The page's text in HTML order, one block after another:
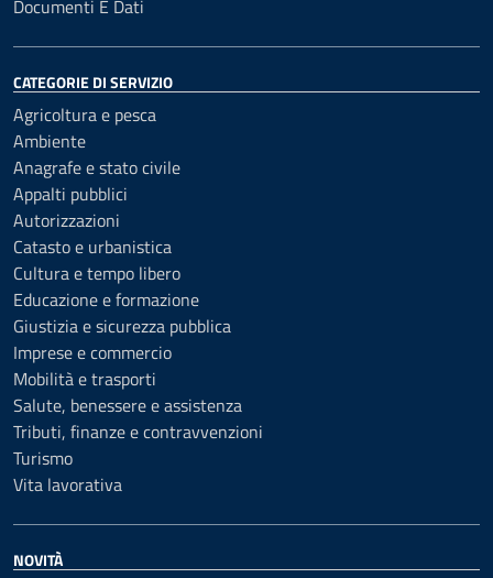
Documenti E Dati
CATEGORIE DI SERVIZIO
Agricoltura e pesca
Ambiente
Anagrafe e stato civile
Appalti pubblici
Autorizzazioni
Catasto e urbanistica
Cultura e tempo libero
Educazione e formazione
Giustizia e sicurezza pubblica
Imprese e commercio
Mobilità e trasporti
Salute, benessere e assistenza
Tributi, finanze e contravvenzioni
Turismo
Vita lavorativa
NOVITÀ